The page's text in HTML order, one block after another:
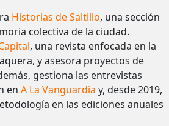
Historias de Saltillo, una sección
colectiva de la ciudad.
, una revista enfocada en la
y asesora proyectos de
gestiona las entrevistas
en A La Vanguardia y, desde 2019,
en las ediciones anuales